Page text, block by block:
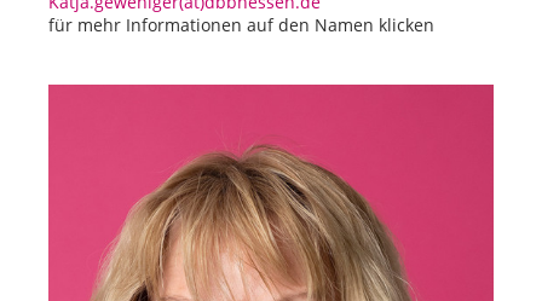
für mehr Informationen auf den Namen klicken